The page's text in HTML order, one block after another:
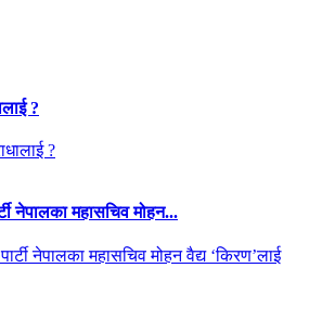
?
नेपालका महासचिव मोहन...